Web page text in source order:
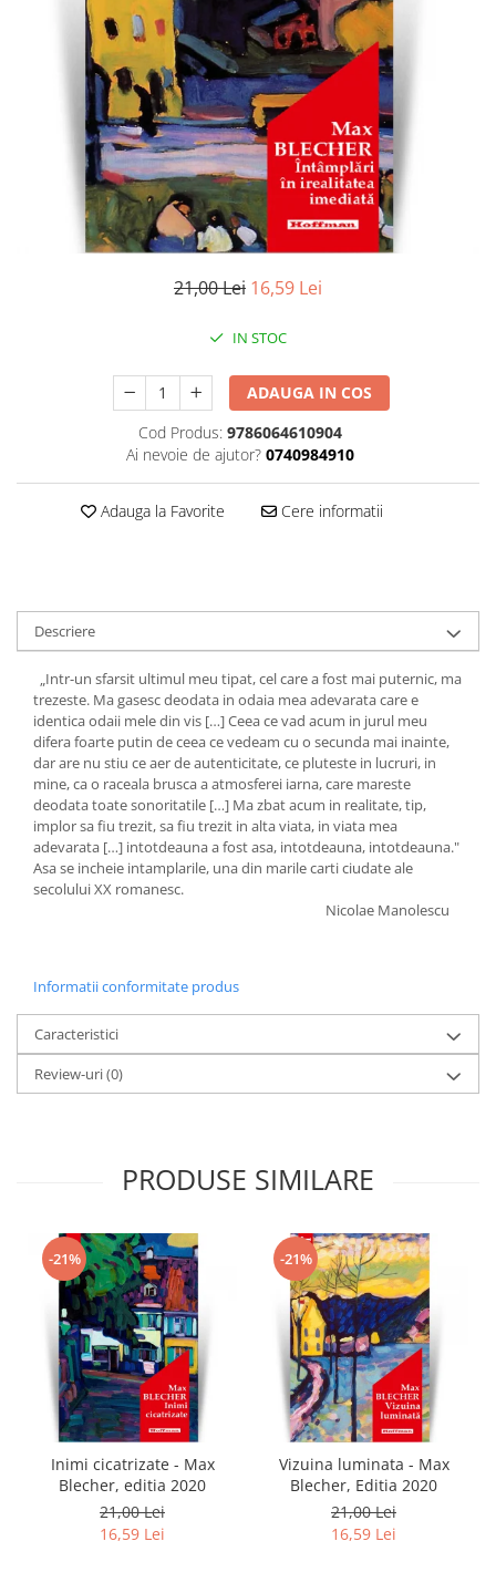
Literatura
Contemporana
Universala
Universala
Non-fictiune
Sociologie si filozofie
21,00 Lei 16,59 Lei
IN STOC
ADAUGA IN COS
Cod Produs: 9786064610904
Ai nevoie de ajutor? 0740984910
Adauga la Favorite Cere informatii
Descriere
„Intr-un sfarsit ultimul meu tipat, cel care a fost mai puternic, ma
trezeste. Ma gasesc deodata in odaia mea adevarata care e
identica odaii mele din vis […] Ceea ce vad acum in jurul meu
difera foarte putin de ceea ce vedeam cu o secunda mai inainte,
dar are nu stiu ce aer de autenticitate, ce pluteste in lucruri, in
mine, ca o raceala brusca a atmosferei iarna, care mareste
deodata toate sonoritatile […] Ma zbat acum in realitate, tip,
implor sa fiu trezit, sa fiu trezit in alta viata, in viata mea
adevarata […] intotdeauna a fost asa, intotdeauna, intotdeauna."
Asa se incheie intamplarile, una din marile carti ciudate ale
secolului XX romanesc.
Nicolae Manolescu
Informatii conformitate produs
Caracteristici
Review-uri(0)
PRODUSE SIMILARE
-21%
Inimi cicatrizate - Max
Blecher, editia 2020
21,00 Lei
16,59 Lei
-21%
Vizuina luminata - Max
Blecher, Editia 2020
21,00 Lei
16,59 Lei